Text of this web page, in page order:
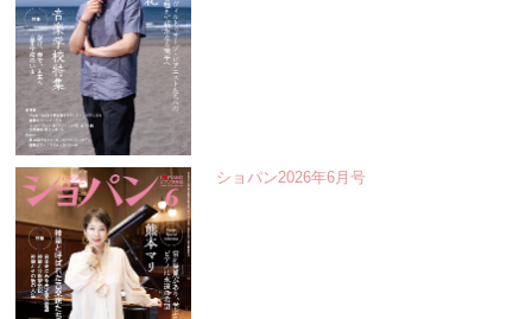
ショパン2026年6月号